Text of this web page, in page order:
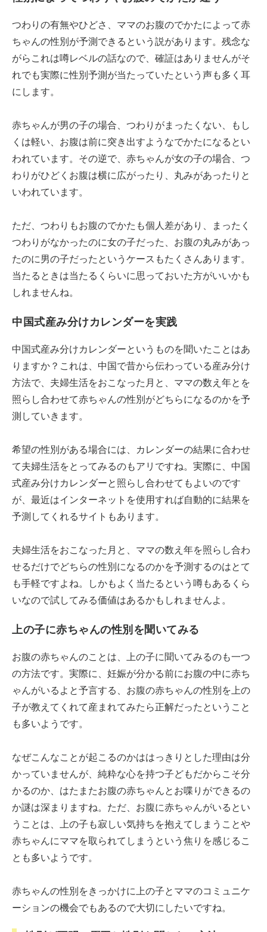
つわりの有無やひどさ、ママのお腹のでかたによって赤
ちゃんの性別が予測できるという説があります。残念な
がらこれは噂レベルの話なので、確証はありませんがそ
れでも実際に性別予測が当たっていたという声も多く耳
にします。
赤ちゃんが男の子の場合、つわりがまったくない、もし
くは軽い、お腹は前に突き出すようなでかたになるとい
われています。その逆で、赤ちゃんが女の子の場合、つ
わりがひどくお腹は横に広がったり、丸みがあったりと
いわれています。
ただ、つわりもお腹のでかたも個人差があり、まったく
つわりがなかったのに女の子だった、お腹の丸みがあっ
たのに男の子だったというケースもたくさんあります。
当たるときは当たるくらいに思っておいた方がいいかも
しれませんね。
中国式産み分けカレンダーを実践
中国式産み分けカレンダーというものを聞いたことはあ
りますか？これは、中国で昔から伝わっている産み分け
方法で、夫婦生活をおこなった月と、ママの数え年とを
照らし合わせて赤ちゃんの性別がどちらになるのかを予
測していきます。
希望の性別がある場合には、カレンダーの結果に合わせ
て夫婦生活をとってみるのもアリですね。実際に、中国
式産み分けカレンダーと照らし合わせてもよいのです
が、最近はインターネットを使用すれば自動的に結果を
予測してくれるサイトもあります。
夫婦生活をおこなった月と、ママの数え年を照らし合わ
せるだけでどちらの性別になるのかを予測するのはとて
も手軽ですよね。しかもよく当たるという噂もあるくら
いなので試してみる価値はあるかもしれませんよ。
上の子に赤ちゃんの性別を聞いてみる
お腹の赤ちゃんのことは、上の子に聞いてみるのも一つ
の方法です。実際に、妊娠が分かる前にお腹の中に赤ち
ゃんがいるよと予言する、お腹の赤ちゃんの性別を上の
子が教えてくれて産まれてみたら正解だったということ
も多いようです。
なぜこんなことが起こるのかははっきりとした理由は分
かっていませんが、純粋な心を持つ子どもだからこそ分
かるのか、はたまたお腹の赤ちゃんとお喋りができるの
か謎は深まりますね。ただ、お腹に赤ちゃんがいるとい
うことは、上の子も寂しい気持ちを抱えてしまうことや
赤ちゃんにママを取られてしまうという焦りを感じるこ
とも多いようです。
赤ちゃんの性別をきっかけに上の子とママのコミュニケ
ーションの機会でもあるので大切にしたいですね。